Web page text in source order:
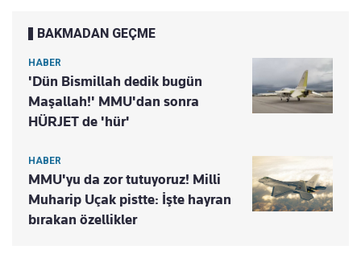
BAKMADAN GEÇME
HABER
'Dün Bismillah dedik bugün
Maşallah!' MMU'dan sonra
HÜRJET de 'hür'
HABER
MMU'yu da zor tutuyoruz! Milli
Muharip Uçak pistte: İşte hayran
bırakan özellikler